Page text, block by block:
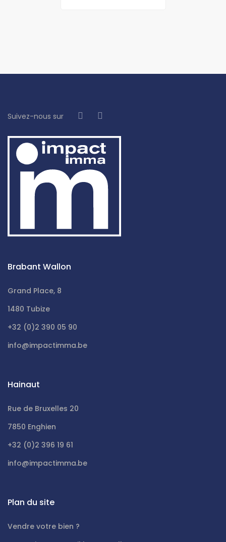
Suivez-nous sur
Brabant Wallon
Grand Place, 8
1480 Tubize
+32 (0)2 390 05 90
info@impactimma.be
Hainaut
Rue de Bruxelles 20
7850 Enghien
+32 (0)2 396 19 61
info@impactimma.be
Plan du site
Vendre votre bien ?